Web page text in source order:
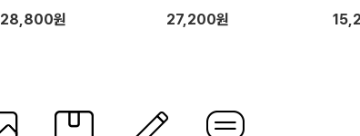
티(2) 세트
28,800원 27,200원